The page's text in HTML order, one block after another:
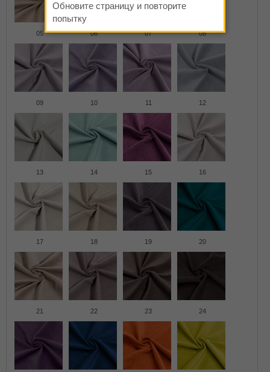
05 06 07 08
09 10 11 12
13 14 15 16
17 18 19 20
21 22 23 24
Обновите страницу и повторите
попытку